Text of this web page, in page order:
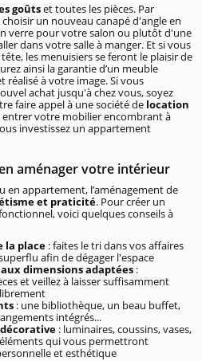
goûtset toutes les pièces. Par
un nouveau canapé d'angle en
verre pour votre salon ou plutôt d'une
dans votre salle à manger. Et si vous
les menuisiers se feront le plaisir de
ainsi la garantie d’un meuble
à votre image. Si vous
achat jusqu'à chez vous, soyez
faire appel à une société de location
entrer votre mobilier encombrant à
investissez un appartement
aménager votre intérieur
en appartement, l’aménagement de
et praticité. Pour créer un
voici quelques conseils à
la place : faites le tri dans vos affaires
afin de dégager l'espace
dimensions adaptées :
et veillez à laisser suffisamment
: une bibliothèque, un beau buffet,
intégrés...
: luminaires, coussins, vases,
qui vous permettront
et esthétique